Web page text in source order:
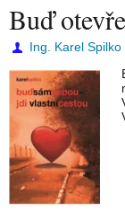
Buď
Ing. Karel Spilko